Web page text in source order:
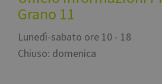
Grano 11
Lunedì-sabato ore 10 - 18
Chiuso: domenica